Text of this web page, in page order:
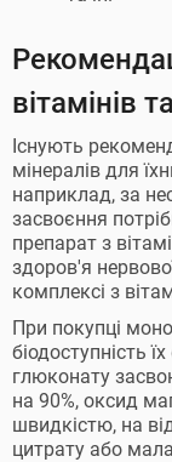
вітамінів
Існують
мінералів для
наприклад, за
засвоєння
препарат з
здоров'я
комплексі з
При покупці
біодоступність
глюконату
на 90%, оксид
швидкістю, на
цитрату або